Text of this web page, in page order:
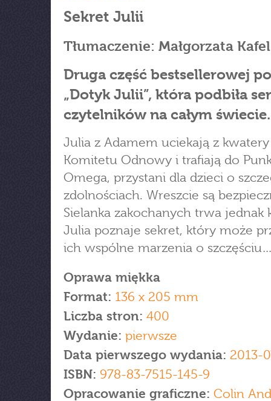
Sekret Julii
Tłumaczenie: Małgorzata Kafel
Druga część bestsellerowej
„Dotyk Julii”, która podbiła
czytelników na całym świecie.
Julia z Adamem uciekają z kwatery
Komitetu Odnowy i trafiają do
Omega, przystani dla dzieci o
zdolnościach. Wreszcie są
Sielanka zakochanych trwa jednak
Julia poznaje sekret, który może
ich wspólne marzenia o
Oprawa miękka
Format: 136 x 205 mm
Liczba stron: 400
Wydanie: pierwsze
Data pierwszego wydania: 2013-
ISBN: 978-83-7515-145-9
Opracowanie graficzne: Colin